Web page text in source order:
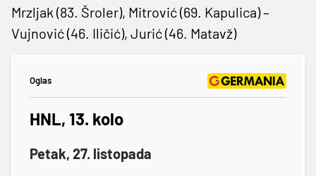
Mrzljak (83. Šroler), Mitrović (69. Kapulica) –
Vujnović (46. Iličić), Jurić (46. Matavž)
Oglas
HNL, 13. kolo
Petak, 27. listopada